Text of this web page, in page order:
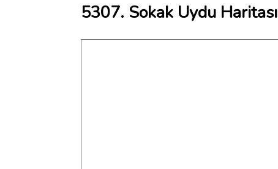
5307. Sokak Uydu Haritası